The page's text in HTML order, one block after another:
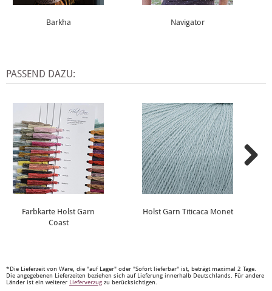
Barkha Navigator
PASSEND DAZU:
Farbkarte Holst Garn
Coast
Holst Garn Titicaca Monet
*Die Lieferzeit von Ware, die "auf Lager" oder "Sofort lieferbar" ist, beträgt maximal 2 Tage.
Die angegebenen Lieferzeiten beziehen sich auf Lieferung innerhalb Deutschlands. Für andere
Länder ist ein weiterer Lieferverzug zu berücksichtigen.